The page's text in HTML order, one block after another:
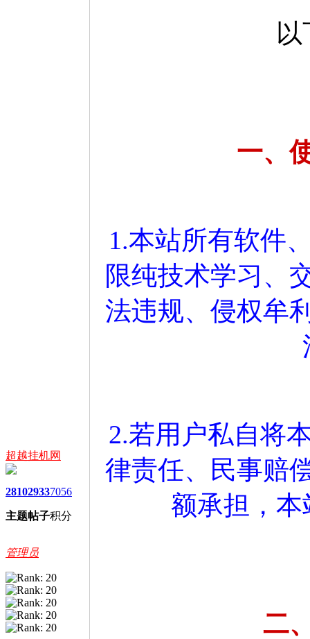
超越挂机网
2810
主题
2933
帖子
7056
积分
管理员
一、
1.本站所有软件
限纯技术学习、
法违规、侵权牟
2.若用户私自将
律责任、民事赔
额承担，
二